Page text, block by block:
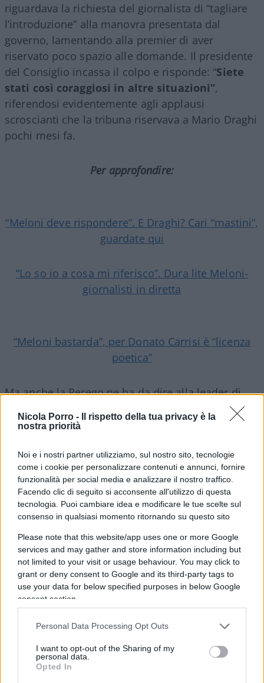
Nicola Porro -
Il rispetto della tua privacy è la
nostra priorità
Noi e i nostri partner utilizziamo, sul nostro sito, tecnologie
come i cookie per personalizzare contenuti e annunci, fornire
funzionalità per social media e analizzare il nostro traffico.
Facendo clic di seguito si acconsente all'utilizzo di questa
tecnologia. Puoi cambiare idea e modificare le tue scelte sul
consenso in qualsiasi momento ritornando su questo sito
Please note that this website/app uses one or more Google
services and may gather and store information including but
not limited to your visit or usage behaviour. You may click to
grant or deny consent to Google and its third-party tags to
use your data for below specified purposes in below Google
consent section.
Personal Data Processing Opt Outs
I want to opt-out of the Sharing of my
personal data.
Opted In
riguardava la richiesta del giornalista di “tagliare
l’introduzione” alla manovra presentata dal
governo, lamentando alla premier di aver
riservato poco spazio alle domande. Il presidente
del Consiglio incassa il colpo e risponde: “Siete
stati così coraggiosi in altre situazioni”,
riferendosi evidentemente agli applausi
scroscianti che la tribuna riservava a Mario Draghi
pochi mesi fa.
Per approfondire:
“Meloni deve rispondere”. E Draghi? Cari “mastini”,
guardate qui
“Lo so io a cosa mi riferisco”. Dura lite Meloni-
giornalisti in diretta
“Meloni bastarda”, per Donato Carrisi è “licenza
poetica”
Ma anche la Perego ne ha da dire alla leader di
FdI. Allegando il video in questione, il commento
della giornalista è a dir poco eloquente: “Il
Pronta è stata la ribattuta del ministro della Difesa
in carica, Guido Crosetto: “Si possono e si devono
criticare le Istituzioni perché la libertà di critica di
chiunque è il sale della democrazia.Ma perché
insultarle in modo greve e volgare?Perché
alcuni, in Italia, devono sempre superare il
confine delle normali regole di rispetto tra
persone civili?”. E ancora, la replica della Perego:
“Caro Crosetto, qui mi pare che chi ha superato il
confine delle normali regole di rispetto tra le
istituzioni. Lei avrebbe reagito così su quel
palco?”.